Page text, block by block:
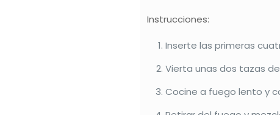
Instrucciones:
Inserte las primeras
Vierta unas dos tazas
Cocine a fuego lento y